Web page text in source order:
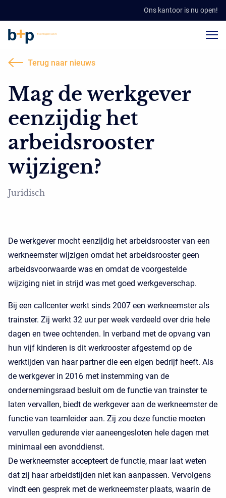
Ons kantoor is nu open!
Terug naar nieuws
Mag de werkgever
eenzijdig het
arbeidsrooster
wijzigen?
Juridisch
De werkgever mocht eenzijdig het arbeidsrooster van een
werkneemster wijzigen omdat het arbeidsrooster geen
arbeidsvoorwaarde was en omdat de voorgestelde
wijziging niet in strijd was met goed werkgeverschap.
Bij een callcenter werkt sinds 2007 een werkneemster als
trainster. Zij werkt 32 uur per week verdeeld over drie hele
dagen en twee ochtenden. In verband met de opvang van
hun vijf kinderen is dit werkrooster afgestemd op de
werktijden van haar partner die een eigen bedrijf heeft. Als
de werkgever in 2016 met instemming van de
ondernemingsraad besluit om de functie van trainster te
laten vervallen, biedt de werkgever aan de werkneemster de
functie van teamleider aan. Zij zou deze functie moeten
vervullen gedurende vier aaneengesloten hele dagen met
minimaal een avonddienst.
De werkneemster accepteert de functie, maar laat weten
dat zij haar arbeidstijden niet kan aanpassen. Vervolgens
vindt een gesprek met de werkneemster plaats, waarin de